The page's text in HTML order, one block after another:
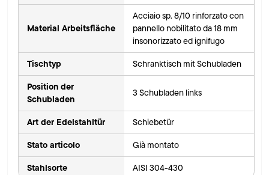
Material Arbeitsfläche
Acciaio sp. 8/10 rinforzato con
pannello nobilitato da 18 mm
insonorizzato ed ignifugo
Tischtyp Schranktisch mit Schubladen
Position der
Schubladen
3 Schubladen links
Art der Edelstahltür Schiebetür
Stato articolo Già montato
Stahlsorte AISI 304-430